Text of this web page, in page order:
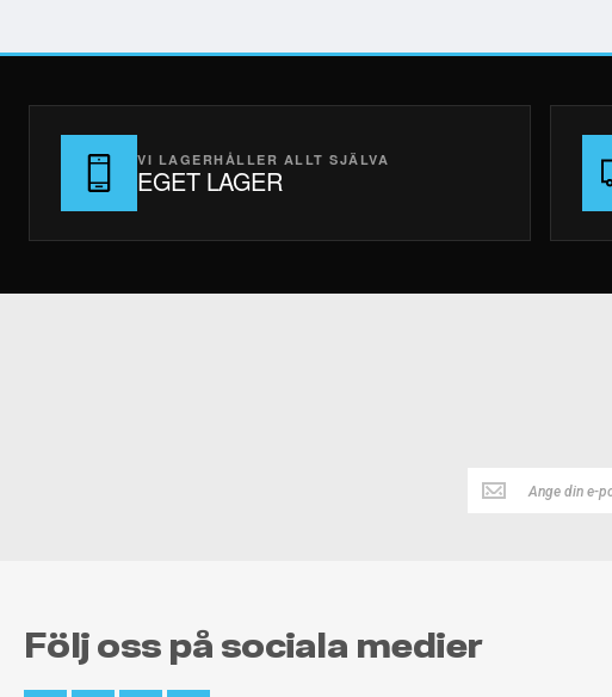
VI LAGERHÅLLER ALLT SJÄLVA
EGET LAGER
Håll
dig
Följ oss på sociala medier